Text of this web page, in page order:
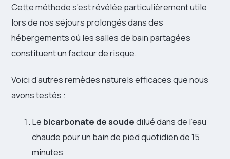
Cette méthode s’est révélée particulièrement utile
lors de nos séjours prolongés dans des
hébergements où les salles de bain partagées
constituent un facteur de risque.
Voici d’autres remèdes naturels efficaces que nous
avons testés :
Le bicarbonate de soudedilué dans de l’eau
chaude pour un bain de pied quotidien de 15
minutes